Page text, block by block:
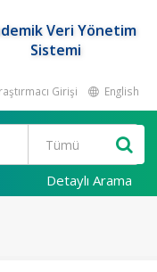
Veri Yönetim
Sistemi
Girişi English
Detaylı Arama